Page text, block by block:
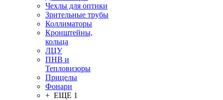
Чехлы для оптики
Зрительные трубы
Коллиматоры
Кронштейны,
кольца
ЛЦУ
ПНВ и
Тепловизоры
Прицелы
Фонари
+ ЕЩЕ 1